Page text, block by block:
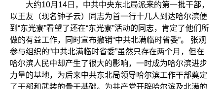
大约10月14日，中共中央东北局派来的第一批干部，
以王友（现名钟子云）同志为首一行十几人到达哈尔滨便
到“东光寮”看望了还在“东光寮”活动的同志，肯定了他们所
做的有益工作，同时宣布撤销“中共北满临时省委”。 张观
参与组织的“中共北满临时省委”虽然只存在两个月，但在
哈尔滨人民中却产生了很大的影响，一时成为哈尔滨进步
力量的基地，为后来中共东北局领导哈尔滨工作干部奠定
了干部和武装的骨干基础。为共产党开辟哈尔滨及北满的